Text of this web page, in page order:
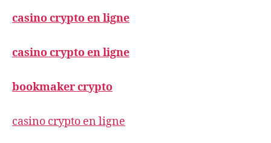
casino crypto en ligne
casino crypto en ligne
bookmaker crypto
casino crypto en ligne